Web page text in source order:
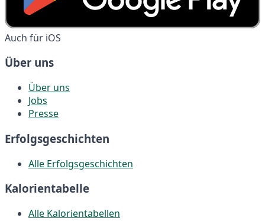
Auch für iOS
Über uns
Über uns
Jobs
Presse
Erfolgsgeschichten
Alle Erfolgsgeschichten
Kalorientabelle
Alle Kalorientabellen